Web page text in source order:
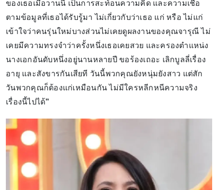
ของเธอเมื่อวานนี้ เป็นการสะท้อนความคิด และความเชื่อ
ตามข้อมูลที่เธอได้รับรู้มา ไม่เกี่ยวกับว่าเธอ แก่ หรือ ไม่แก่
เข้าใจว่าคนรุ่นใหม่บางส่วนไม่เคยดูผลงานของคุณจารุณี ไม่
เคยมีความทรงจำว่าครั้งหนึ่งเธอเคยสวย และครองตำแหน่ง
นางเอกอันดับหนึ่งอยู่นานหลายปี ขอร้องเถอะ เลิกบูลลี่เรื่อง
อายุ และสังขารกันเสียที วันนี้พวกคุณยังหนุ่มยังสาว แต่สัก
วันพวกคุณก็ต้องแก่เหมือนกัน ไม่มีใครหลีกหนีความจริง
เรื่องนี้ไปได้”